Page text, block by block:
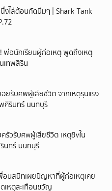
งไล่ต้อนกัดนิ่มๆ | Shark Tank
! พ่อนักเรียนผู้ก่อเหตุ พูดถึงเหตุ
เทพสิริน
ยรับศพผู้เสียชีวิต จากเหตุรุนแรง
พศิรินทร์ นนทบุรี
รัวรับศwผู้เสียชีวิต เหตุยิvใน
รินทร์ นนทบุรี
อนสนิทเผยปัญหาที่ผู้ก่อเหตุเคย
เหตุสะเทือนขวัญ